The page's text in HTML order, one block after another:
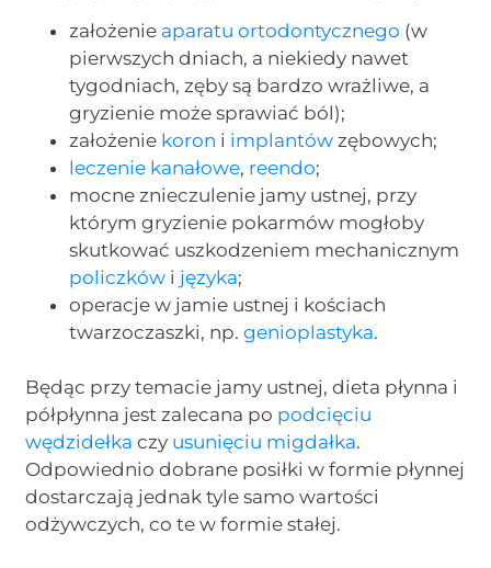
założenie aparatu ortodontycznego (w
pierwszych dniach, a niekiedy nawet
tygodniach, zęby są bardzo wrażliwe, a
gryzienie może sprawiać ból);
założenie koron i implantów zębowych;
leczenie kanałowe, reendo;
mocne znieczulenie jamy ustnej, przy
którym gryzienie pokarmów mogłoby
skutkować uszkodzeniem mechanicznym
policzków i języka;
operacje w jamie ustnej i kościach
twarzoczaszki, np.genioplastyka.
Będąc przy temacie jamy ustnej, dieta płynna i
półpłynna jest zalecana po podcięciu
wędzidełka czy usunięciu migdałka.
Odpowiednio dobrane posiłki w formie płynnej
dostarczają jednak tyle samo wartości
odżywczych, co te w formie stałej.